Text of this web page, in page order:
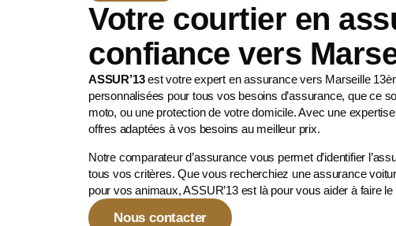
Votre courtier en
confiance vers
ASSUR’13est votre expert en assurance vers Marseille
personnalisées pour tous vos besoins d’assurance, que ce
moto, ou une protection de votre domicile. Avec une
offres adaptées à vos besoins au meilleur prix.
Notre comparateur d’assurance vous permet d’identifier
tous vos critères. Que vous recherchiez une assurance
pour vos animaux, ASSUR’13 est là pour vous aider à faire
Nous contacter